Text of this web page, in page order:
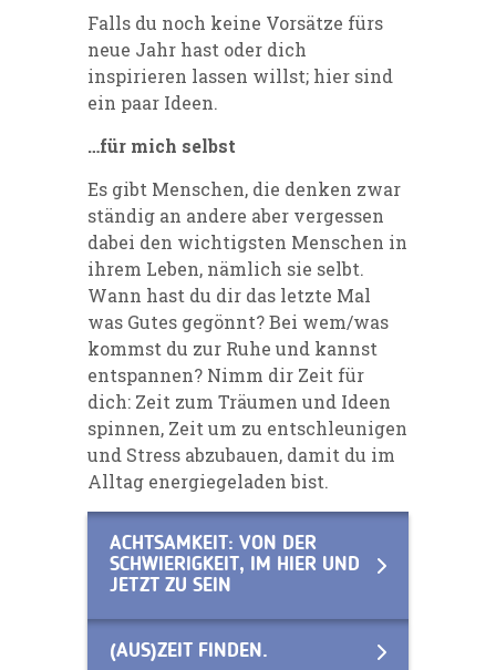
Falls du noch keine Vorsätze fürs
neue Jahr hast oder dich
inspirieren lassen willst; hier sind
ein paar Ideen.
…für mich selbst
Es gibt Menschen, die denken zwar
ständig an andere aber vergessen
dabei den wichtigsten Menschen in
ihrem Leben, nämlich sie selbt.
Wann hast du dir das letzte Mal
was Gutes gegönnt? Bei wem/was
kommst du zur Ruhe und kannst
entspannen? Nimm dir Zeit für
dich: Zeit zum Träumen und Ideen
spinnen, Zeit um zu entschleunigen
und Stress abzubauen, damit du im
Alltag energiegeladen bist.
ACHTSAMKEIT: VON DER
SCHWIERIGKEIT, IM HIER UND
JETZT ZU SEIN
(AUS)ZEIT FINDEN.